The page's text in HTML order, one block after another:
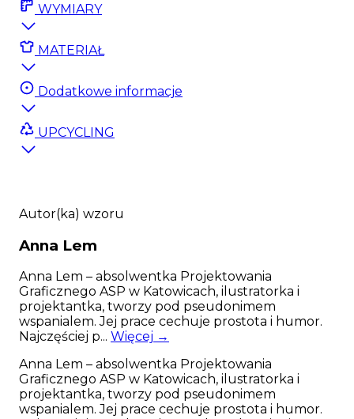
WYMIARY
MATERIAŁ
Dodatkowe informacje
UPCYCLING
Autor(ka) wzoru
Anna Lem
Anna Lem – absolwentka Projektowania
Graficznego ASP w Katowicach, ilustratorka i
projektantka, tworzy pod pseudonimem
wspanialem. Jej prace cechuje prostota i humor.
Najczęściej p... Więcej →
Anna Lem – absolwentka Projektowania
Graficznego ASP w Katowicach, ilustratorka i
projektantka, tworzy pod pseudonimem
wspanialem. Jej prace cechuje prostota i humor.